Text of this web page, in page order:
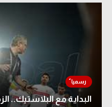
حكايات في الجول
كويز في الجول
فيديو في الجول